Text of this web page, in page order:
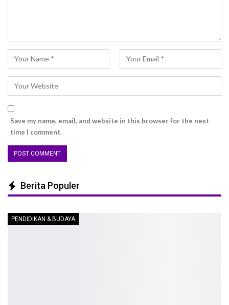
Save my name, email, and website in this browser for the next
time I comment.
Berita Populer
PENDIDIKAN & BUDAYA